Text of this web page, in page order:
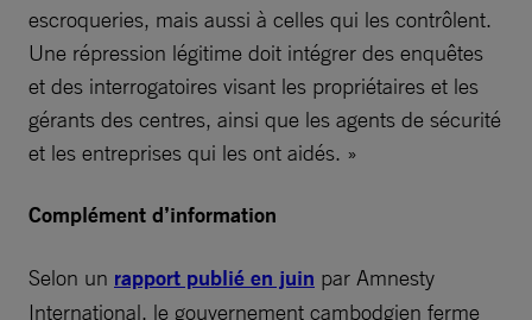
escroqueries, mais aussi à celles qui les contrôlent.
Une répression légitime doit intégrer des enquêtes
et des interrogatoires visant les propriétaires et les
gérants des centres, ainsi que les agents de sécurité
et les entreprises qui les ont aidés. »
Complément d’information
Selon un rapport publié en juin par Amnesty
International, le gouvernement cambodgien ferme